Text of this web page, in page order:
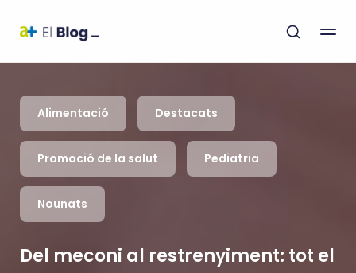
Alimentació Destacats
Promoció de la salut Pediatria
Nounats
Del meconi al restrenyiment: tot el